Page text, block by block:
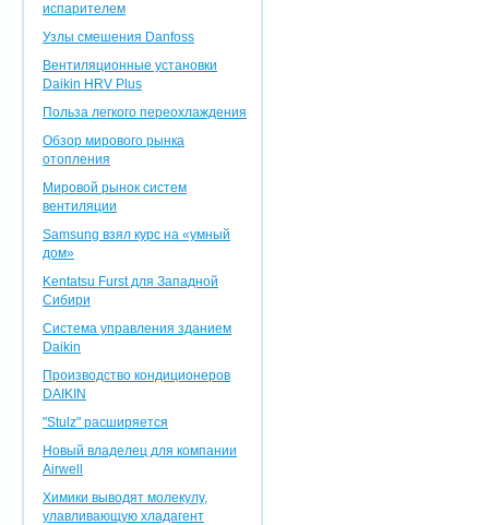
испарителем
Узлы смешения Danfoss
Вентиляционные установки
Daikin HRV Plus
Польза легкого переохлаждения
Обзор мирового рынка
отопления
Мировой рынок систем
вентиляции
Samsung взял курс на «умный
дом»
Kentatsu Furst для Западной
Сибири
Система управления зданием
Daikin
Производство кондиционеров
DAIKIN
"Stulz" расширяется
Новый владелец для компании
Airwell
Химики выводят молекулу,
улавливающую хладагент